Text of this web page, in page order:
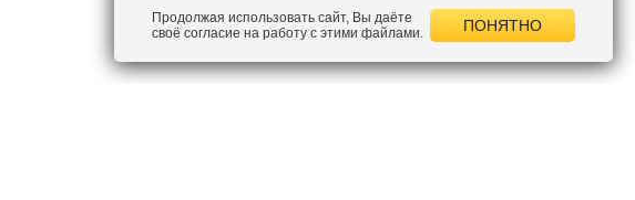
Продолжая использовать сайт, Вы даёте
своё согласие на работу с этими файлами.
ПОНЯТНО